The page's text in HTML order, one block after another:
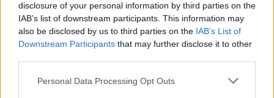
disclosure of your personal information by third parties on the
IAB’s list of downstream participants. This information may
also be disclosed by us to third parties on the IAB’s List of
Downstream Participants that may further disclose it to other
Please note that this website/app uses one or more Google
Personal Data Processing Opt Outs
«Η δική μας θέση είναι σαφής: Δεν μπορούμε
προφανώς ως τρίτη χώρα να εμποδίσουμε την
αναβάθμιση, δεν μπορούμε να εμποδίσουμε την
προμήθεια, εκείνο όμως το οποίο μπορούμε να